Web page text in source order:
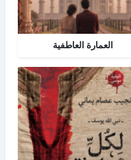
العمارة العاطفية